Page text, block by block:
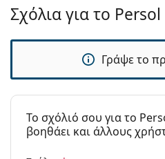
Άλλα
Τύπος:
Ανδρικά
Γυαλιά
Χρήση:
Μόδα
PO3048S
Σχόλια για το
Γράψε το
To σχόλιό σου για το
βοηθάει και άλλους